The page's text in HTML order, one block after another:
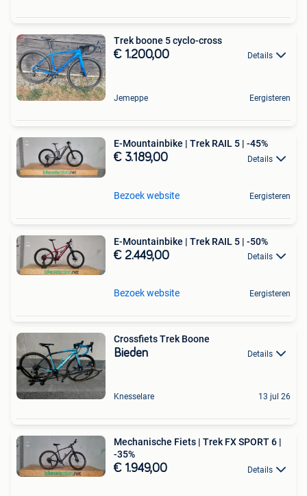
Trek boone 5 cyclo-cross
€ 1.200,00 Details
Jemeppe Eergisteren
E-Mountainbike | Trek RAIL 5 | -45%
€ 3.189,00 Details
Bezoek website Eergisteren
E-Mountainbike | Trek RAIL 5 | -50%
€ 2.449,00 Details
Bezoek website Eergisteren
Crossfiets Trek Boone
Bieden Details
Knesselare 13 jul 26
Mechanische Fiets | Trek FX SPORT 6 |
-35%
€ 1.949,00 Details